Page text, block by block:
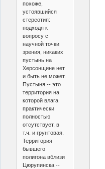
похоже,
устоявшийся
стереотип:
подходя к
вопросу с
научной точки
зрения, никаких
пустынь на
Херсонщине нет
и быть не может.
Пустыня -- это
территория на
которой влага
практически
полностью
отсутствует, в
т.ч. и грунтовая.
Территория
бывшего
полигона вблизи
Цюрупинска --